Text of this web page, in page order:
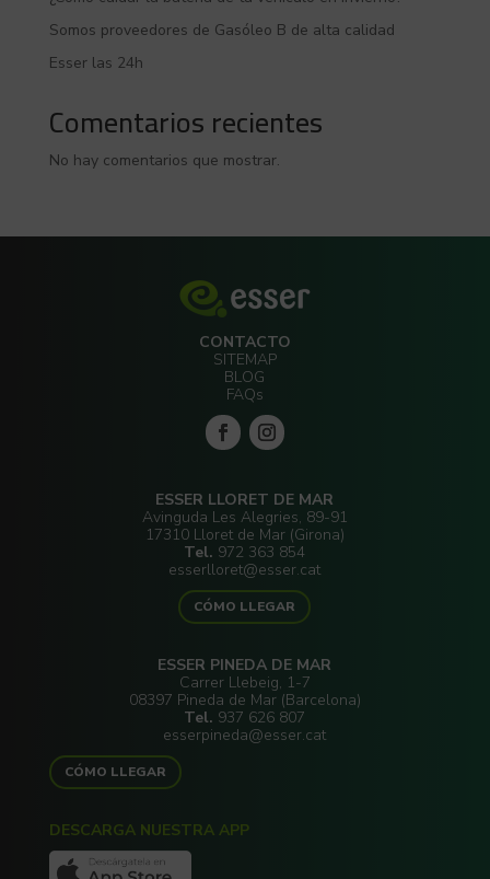
Somos proveedores de Gasóleo B de alta calidad
Esser las 24h
Comentarios recientes
No hay comentarios que mostrar.
CONTACTO
SITEMAP
BLOG
FAQs
ESSER LLORET DE MAR
Avinguda Les Alegries, 89-91
17310 Lloret de Mar (Girona)
Tel. 972 363 854
esserlloret@esser.cat
CÓMO LLEGAR
ESSER PINEDA DE MAR
Carrer Llebeig, 1-7
08397 Pineda de Mar (Barcelona)
Tel. 937 626 807
esserpineda@esser.cat
CÓMO LLEGAR
DESCARGA NUESTRA APP